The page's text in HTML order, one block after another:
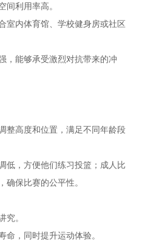
间利用率高。
室内体育馆、学校健身房或社区
，能够承受激烈对抗带来的冲
整高度和位置，满足不同年龄段
低，方便他们练习投篮；成人比
确保比赛的公平性。
究。
命，同时提升运动体验。